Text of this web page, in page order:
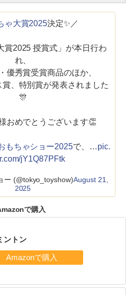
ゃ大賞2025決定✨／
賞2025 授賞式」が本日行わ
れ、
優秀賞受賞商品のほか、
賞、特別賞が発表されました
🎊
おめでとうございます👏
もちゃショー2025で、…pic.
jY1Q87PFtk
(@tokyo_toyshow)August 21,
2025
で購入
ントン